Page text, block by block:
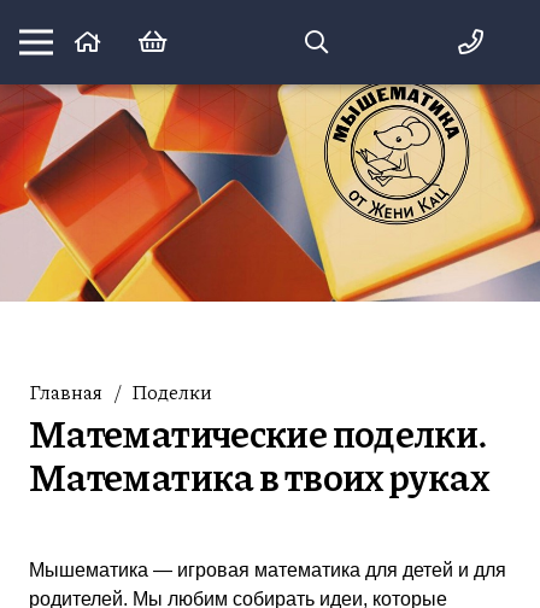
Математика вприпрыжку:
идеи и игры для детей и их родителей
Главная / Поделки
Математические поделки.
Математика в твоих руках
Мышематика — игровая математика для детей и для
родителей. Мы любим собирать идеи, которые